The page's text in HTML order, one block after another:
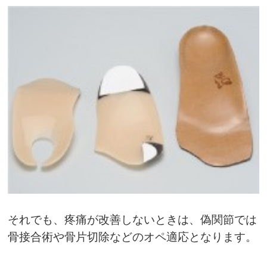
それでも、疼痛が改善しないときは、偽関節では
骨接合術や骨片切除などのオペ適応となります。